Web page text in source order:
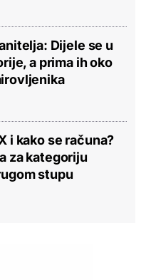
Dijele se u
a prima ih oko
i kako se računa?
za kategoriju
stupu